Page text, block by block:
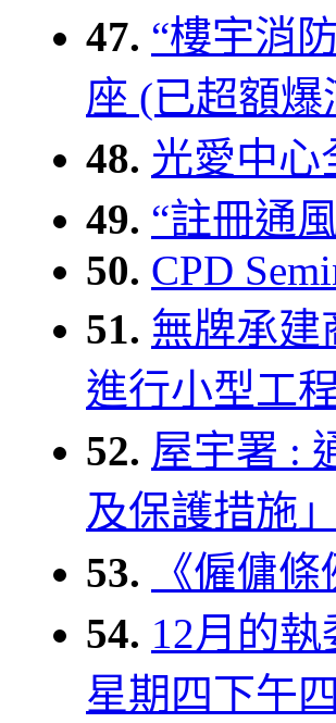
47. “樓宇消
座 (已超額爆
48. 光愛中心
49. “註冊通
50. CPD
51. 無牌承建
進行小型工
52. 屋宇署 :
及保護措施
53.
《僱傭
54. 12月的
星期四下午